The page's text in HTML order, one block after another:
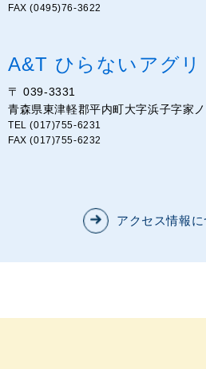
FAX (0495)76-3622
A&T ひらないアグリ
〒 039-3331
青森県東津軽郡平内町大字浜子字家
TEL (017)755-6231
FAX (017)755-6232
アクセス情報に